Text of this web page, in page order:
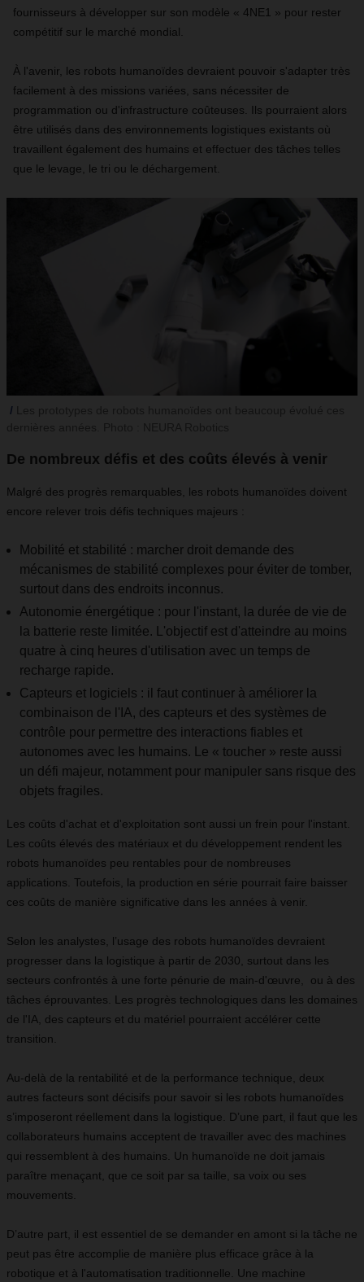
fournisseurs à développer sur son modèle « 4NE1 » pour rester
compétitif sur le marché mondial.
À l'avenir, les robots humanoïdes devraient pouvoir s'adapter très
facilement à des missions variées, sans nécessiter de
programmation ou d'infrastructure coûteuses. Ils pourraient alors
être utilisés dans des environnements logistiques existants où
travaillent également des humains et effectuer des tâches telles
que le levage, le tri ou le déchargement.
De nombreux défis et des coûts élevés à venir
Malgré des progrès remarquables, les robots humanoïdes doivent
encore relever trois défis techniques majeurs :
Mobilité et stabilité : marcher droit demande des
mécanismes de stabilité complexes pour éviter de tomber,
surtout dans des endroits inconnus.
Autonomie énergétique : pour l'instant, la durée de vie de
la batterie reste limitée. L'objectif est d'atteindre au moins
quatre à cinq heures d'utilisation avec un temps de
recharge rapide.
Capteurs et logiciels : il faut continuer à améliorer la
combinaison de l'IA, des capteurs et des systèmes de
contrôle pour permettre des interactions fiables et
autonomes avec les humains. Le « toucher » reste aussi
un défi majeur, notamment pour manipuler sans risque des
objets fragiles.
Les coûts d'achat et d'exploitation sont aussi un frein pour l'instant.
Les coûts élevés des matériaux et du développement rendent les
robots humanoïdes peu rentables pour de nombreuses
applications. Toutefois, la production en série pourrait faire baisser
ces coûts de manière significative dans les années à venir.
Selon les analystes, l’usage des robots humanoïdes devraient
progresser dans la logistique à partir de 2030, surtout dans les
secteurs confrontés à une forte pénurie de main-d'œuvre, ou à des
tâches éprouvantes. Les progrès technologiques dans les domaines
de l'IA, des capteurs et du matériel pourraient accélérer cette
transition.
Au-delà de la rentabilité et de la performance technique, deux
autres facteurs sont décisifs pour savoir si les robots humanoïdes
s’imposeront réellement dans la logistique. D’une part, il faut que les
collaborateurs humains acceptent de travailler avec des machines
qui ressemblent à des humains. Un humanoïde ne doit jamais
paraître menaçant, que ce soit par sa taille, sa voix ou ses
mouvements.
D’autre part, il est essentiel de se demander en amont si la tâche ne
peut pas être accomplie de manière plus efficace grâce à la
robotique et à l'automatisation traditionnelle. Une machine